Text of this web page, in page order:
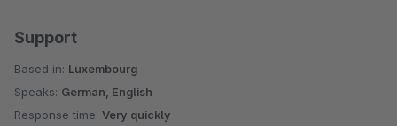
Support
Based in: Luxembourg
Speaks: German, English
Response time: Very quickly